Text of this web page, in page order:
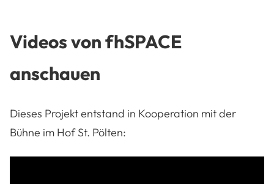
Videos von fhSPACE
anschauen
Dieses Projekt entstand in Kooperation mit der
Bühne im Hof St. Pölten: